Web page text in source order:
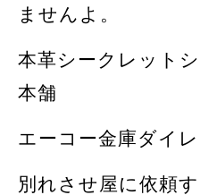
ませんよ。
本革シークレット
本舗
エーコー金庫ダイレ
別れさせ屋に依頼